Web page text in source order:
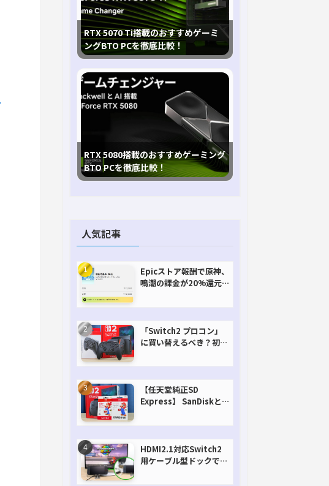
RTX 5070 Ti搭載のおすすめゲーミ
ングBTO PCを徹底比較！
RTX 5080搭載のおすすめゲーミング
BTO PCを徹底比較！
人気記事
Epicストア報酬で原神、
鳴潮の課金が20%還元
「Switch2 プロコン」
に買い替えるべき？初代
【任天堂純正SD
Express】 SanDiskと
HDMI2.1対応Switch2
用ケーブル型ドックで省